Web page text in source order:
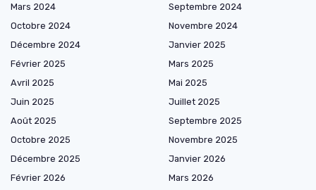
Mars 2024
Septembre 2024
Octobre 2024
Novembre 2024
Décembre 2024
Janvier 2025
Février 2025
Mars 2025
Avril 2025
Mai 2025
Juin 2025
Juillet 2025
Août 2025
Septembre 2025
Octobre 2025
Novembre 2025
Décembre 2025
Janvier 2026
Février 2026
Mars 2026